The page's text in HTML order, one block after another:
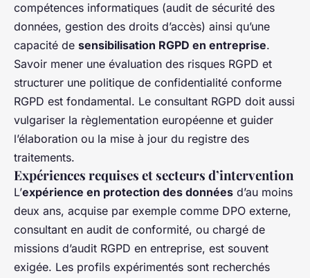
compétences informatiques (audit de sécurité des
données, gestion des droits d’accès) ainsi qu’une
capacité de sensibilisation RGPD en entreprise.
Savoir mener une évaluation des risques RGPD et
structurer une politique de confidentialité conforme
RGPD est fondamental. Le consultant RGPD doit aussi
vulgariser la règlementation européenne et guider
l’élaboration ou la mise à jour du registre des
traitements.
Expériences requises et secteurs d’intervention
L’expérience en protection des données d’au moins
deux ans, acquise par exemple comme DPO externe,
consultant en audit de conformité, ou chargé de
missions d’audit RGPD en entreprise, est souvent
exigée. Les profils expérimentés sont recherchés